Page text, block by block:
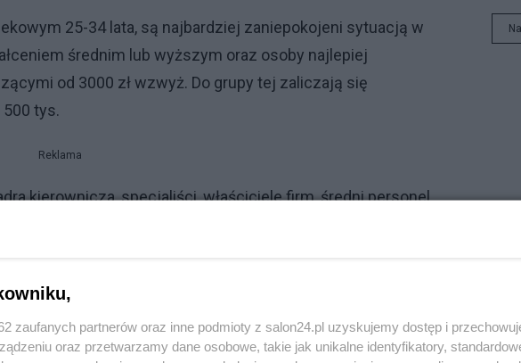
25-34 lata, są najbardziej zaniepokojeni sytuacją w
średnim lub wyższym oraz osoby najlepiej
od 3000 zł wzwyż. Do grupy tej zaliczają się
tys.
Reklama
kierownicza, specjaliści, właściciele firm, średni personel,
biurowi.
na Polskim Ładzie
powody do obaw
zaufanych partnerów oraz inne podmioty z salon24.pl uzyskujemy dostęp i
oraz przetwarzamy dane osobowe, takie jak unikalne identyfikatory,